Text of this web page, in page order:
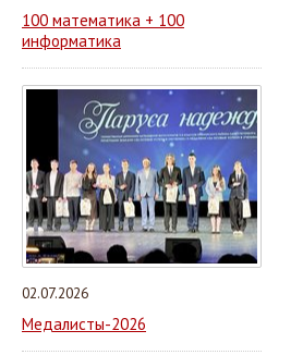
100 математика + 100
информатика
02.07.2026
Медалисты-2026